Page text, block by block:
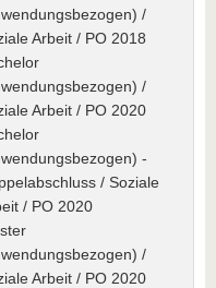
/
Arbeit / PO 2018
/
Arbeit / PO 2020
-
/ Soziale
/ PO 2020
/
Arbeit / PO 2020